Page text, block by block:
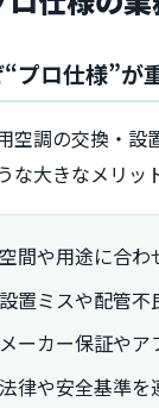
プロ仕様”が
空調の交換・設
な大きなメリッ
空間や用途に合
設置ミスや配管不
メーカー保証や
法律や安全基準を